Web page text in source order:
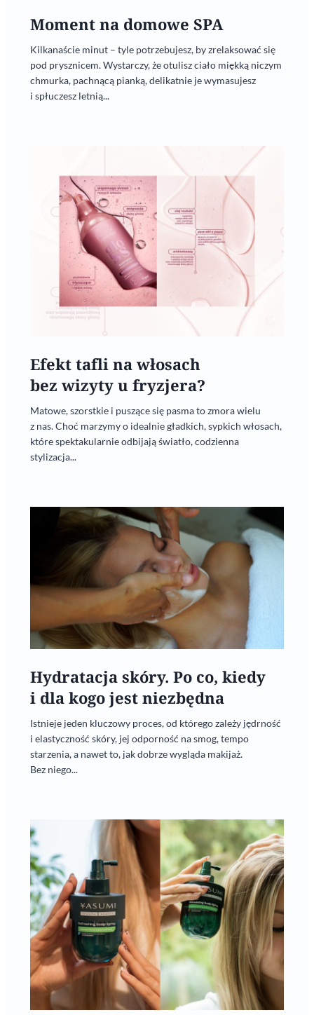
Moment na domowe SPA
Kilkanaście minut – tyle potrzebujesz, by zrelaksować się
pod prysznicem. Wystarczy, że otulisz ciało miękką niczym
chmurka, pachnącą pianką, delikatnie je wymasujesz
i spłuczesz letnią...
Efekt tafli na włosach
bez wizyty u fryzjera?
Matowe, szorstkie i puszące się pasma to zmora wielu
z nas. Choć marzymy o idealnie gładkich, sypkich włosach,
które spektakularnie odbijają światło, codzienna
stylizacja...
Hydratacja skóry. Po co, kiedy
i dla kogo jest niezbędna
Istnieje jeden kluczowy proces, od którego zależy jędrność
i elastyczność skóry, jej odporność na smog, tempo
starzenia, a nawet to, jak dobrze wygląda makijaż.
Bez niego...